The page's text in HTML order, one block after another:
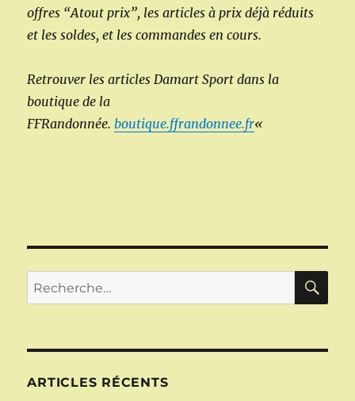
offres “Atout prix”, les articles à prix déjà réduits
et les soldes, et les commandes en cours.
Retrouver les articlesDamart Sport dans la
boutique de la
FFRandonnée. boutique.ffrandonnee.fr«
Recherche
pour :
ARTICLES RÉCENTS